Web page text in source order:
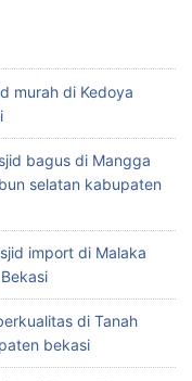
murah di Kedoya
bagus di Mangga
selatan kabupaten
import di Malaka
di Tanah
bekasi